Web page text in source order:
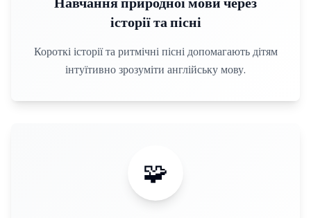
історії та пісні
Короткі історії та ритмічні пісні допомагають дітям
інтуїтивно зрозуміти англійську мову.
🧩